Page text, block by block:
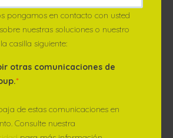
pongamos en contacto con usted
nuestras soluciones o nuestro
casilla siguiente:
otras comunicaciones de
*
de estas comunicaciones en
Consulte nuestra